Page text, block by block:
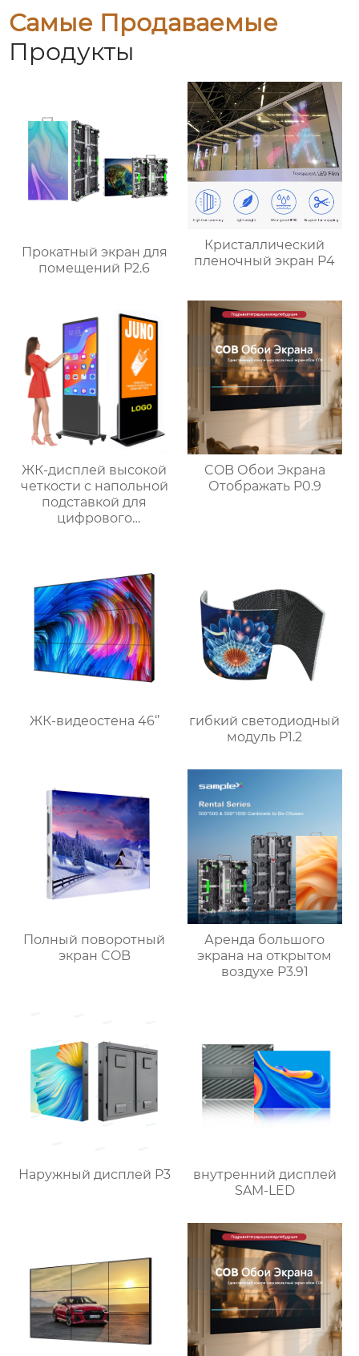
Самые Продаваемые
Продукты
Прокатный экран для
помещений P2.6
Кристаллический
пленочный экран P4
ЖК-дисплей высокой
четкости с напольной
подставкой для
цифрового
COB Обои Экрана
Отображать P0.9
ЖК-видеостена 46‘’
гибкий светодиодный
модуль P1.2
Полный поворотный
экран COB
Аренда большого
экрана на открытом
воздухе P3.91
Наружный дисплей P3
внутренний дисплей
SAM-LED